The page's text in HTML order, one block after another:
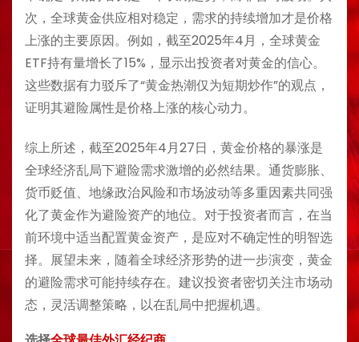
次，全球黄金供应相对稳定，需求的持续增加才是价格
上涨的主要原因。例如，截至2025年4月，全球黄金
ETF持有量增长了15%，显示出投资者对黄金的信心。
这些数据有力驳斥了“黄金热潮仅为短期炒作”的观点，
证明其避险属性是价格上涨的核心动力。
综上所述，截至2025年4月27日，黄金价格的暴涨是
全球经济乱局下避险需求激增的必然结果。通货膨胀、
货币贬值、地缘政治风险和市场波动等多重因素共同强
化了黄金作为避险资产的地位。对于投资者而言，在当
前环境中适当配置黄金资产，是应对不确定性的明智选
择。展望未来，随着全球经济形势的进一步演变，黄金
的避险需求可能持续存在。建议投资者密切关注市场动
态，灵活调整策略，以在乱局中把握机遇。